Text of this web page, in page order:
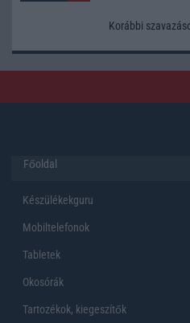
Korábbi
Főoldal
Készülékekguru
Mobiltelefonok
Tabletek
Okosórák
Tartozékok, kiegeszítők